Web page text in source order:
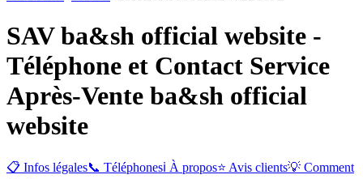
SAV ba&sh official website -
Téléphone et Contact Service
Après-Vente ba&sh official
website
📋 Infos légales📞 Téléphonesℹ️ À propos⭐ Avis clients💡 Comment